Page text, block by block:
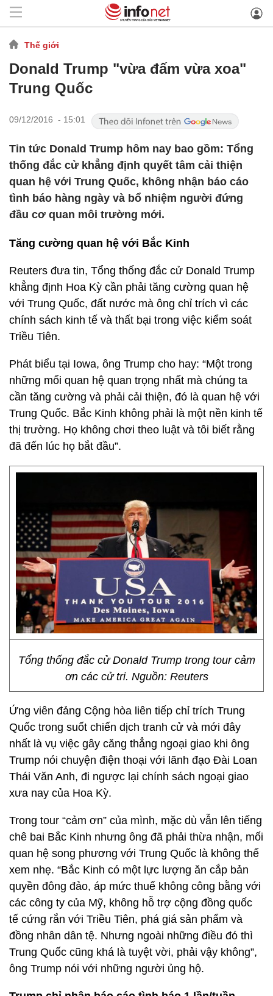
Thế giới
Donald Trump "vừa đấm vừa xoa"
Trung Quốc
09/12/2016 - 15:01
Tin tức Donald Trump hôm nay bao gồm: Tổng
thống đắc cử khẳng định quyết tâm cải thiện
quan hệ với Trung Quốc, không nhận báo cáo
tình báo hàng ngày và bổ nhiệm người đứng
đầu cơ quan môi trường mới.
Tăng cường quan hệ với Bắc Kinh
Reuters đưa tin, Tổng thống đắc cử Donald Trump
khẳng định Hoa Kỳ cần phải tăng cường quan hệ
với Trung Quốc, đất nước mà ông chỉ trích vì các
chính sách kinh tế và thất bại trong việc kiểm soát
Triều Tiên.
Phát biểu tại Iowa, ông Trump cho hay: “Một trong
những mối quan hệ quan trọng nhất mà chúng ta
cần tăng cường và phải cải thiện, đó là quan hệ với
Trung Quốc. Bắc Kinh không phải là một nền kinh tế
thị trường. Họ không chơi theo luật và tôi biết rằng
đã đến lúc họ bắt đầu”.
Tổng thống đắc cử Donald Trump trong tour cảm
ơn các cử tri. Nguồn: Reuters
Ứng viên đảng Cộng hòa liên tiếp chỉ trích Trung
Quốc trong suốt chiến dịch tranh cử và mới đây
nhất là vụ việc gây căng thẳng ngoại giao khi ông
Trump nói chuyện điện thoại với lãnh đạo Đài Loan
Thái Văn Anh, đi ngược lại chính sách ngoại giao
xưa nay của Hoa Kỳ.
Trong tour “cảm ơn” của mình, mặc dù vẫn lên tiếng
chê bai Bắc Kinh nhưng ông đã phải thừa nhận, mối
quan hệ song phương với Trung Quốc là không thể
xem nhẹ. “Bắc Kinh có một lực lượng ăn cắp bản
quyền đông đảo, áp mức thuế không công bằng với
các công ty của Mỹ, không hỗ trợ cộng đồng quốc
tế cứng rắn với Triều Tiên, phá giá sản phẩm và
đồng nhân dân tệ. Nhưng ngoài những điều đó thì
Trung Quốc cũng khá là tuyệt vời, phải vậy không”,
ông Trump nói với những người ủng hộ.